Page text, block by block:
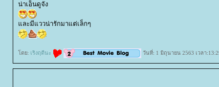
น่าเอ็นดูจัง
ละมีแววน่ารักมาแต่เล็กๆ
ดย: เริงฤดีนะ วันที่: 1 มิถุนายน 2563 เวลา